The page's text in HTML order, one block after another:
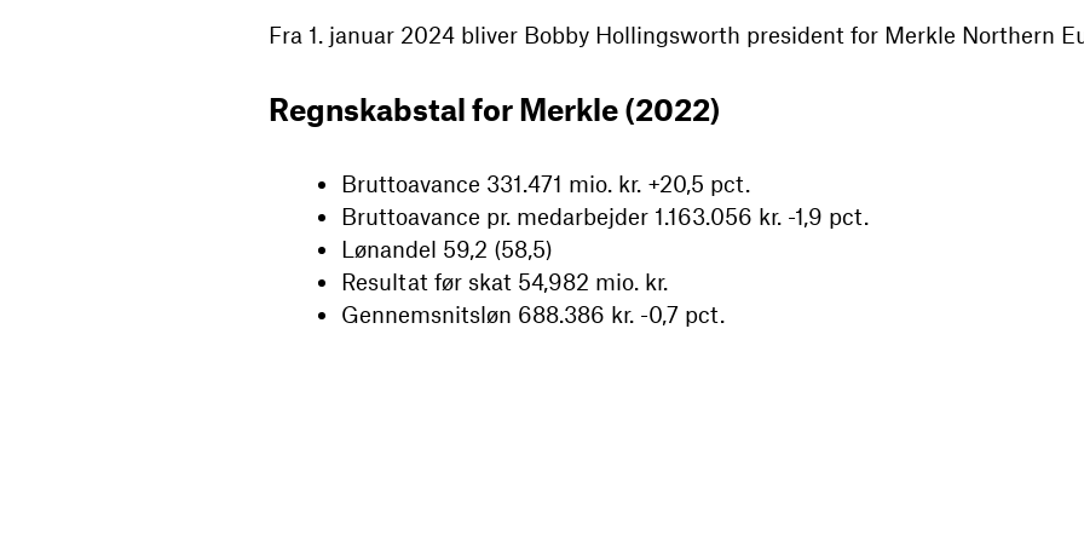
Fra 1. januar 2024 bliver Bobby Hollingsworth president for Merkle Northern
Regnskabstal for Merkle (2022)
Bruttoavance 331.471 mio. kr. +20,5 pct.
Bruttoavance pr. medarbejder 1.163.056 kr. -1,9 pct.
Lønandel 59,2 (58,5)
Resultat før skat 54,982 mio. kr.
Gennemsnitsløn 688.386 kr. -0,7 pct.